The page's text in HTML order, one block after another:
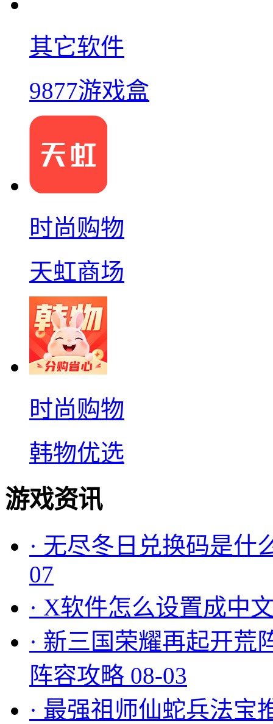
其它软件
9877游戏盒
时尚购物
天虹商场
时尚购物
韩物优选
游戏资讯
· 无尽冬日兑换码是什
07
· X软件怎么设置成中
· 新三国荣耀再起开荒
阵容攻略 08-03
· 最强祖师仙蛇兵法宝